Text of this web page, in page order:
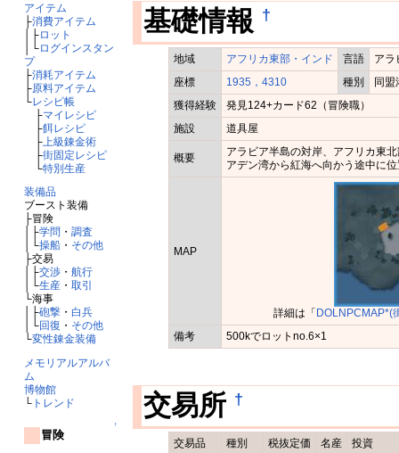
アイテム
├消費アイテム
│├ロット
│└ログインスタン
プ
├消耗アイテム
├原料アイテム
└レシピ帳
├マイレシピ
├餌レシピ
├上級錬金術
├街固定レシピ
└特別生産
装備品
ブースト装備
├冒険
│├学問 ・ 調査
│└操船・ その他
├交易
│├交渉・ 航行
│└生産・ 取引
└海事
│├砲撃・ 白兵
│└回復 ・ その他
└変性錬金装備
メモリアルアルバ
ム
博物館
└トレンド
↑
冒険
基礎情報 †
地域 アフリカ東部・インド 言語
アラ
座標
1935，4310 種別
同盟
獲得経験
発見124+カード62（冒険職）
施設
道具屋
概要
アラビア半島の対岸、アフリカ東
アデン湾から紅海へ向かう途中に
MAP
詳細は「DOLNPCMAP*(
備考
500kでロットno.6×1
交易所 †
交易品 種別 税抜定価 名産
投資